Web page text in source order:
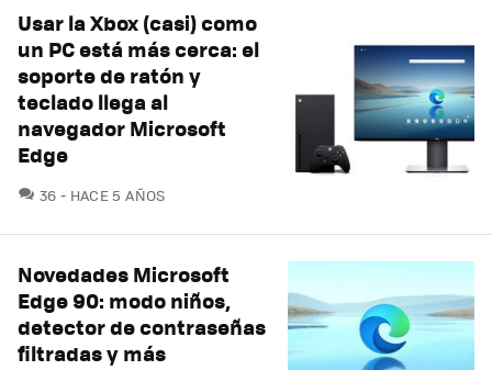
Usar la Xbox (casi) como
un PC está más cerca: el
soporte de ratón y
teclado llega al
navegador Microsoft
Edge
36 COMENTARIOS
HACE 5 AÑOS
Novedades Microsoft
Edge 90: modo niños,
detector de contraseñas
filtradas y más